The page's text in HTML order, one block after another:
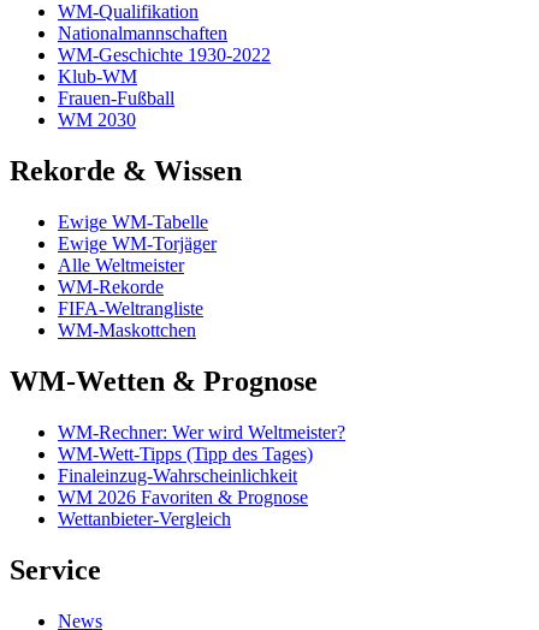
WM-Qualifikation
Nationalmannschaften
WM-Geschichte 1930-2022
Klub-WM
Frauen-Fußball
WM 2030
Rekorde & Wissen
Ewige WM-Tabelle
Ewige WM-Torjäger
Alle Weltmeister
WM-Rekorde
FIFA-Weltrangliste
WM-Maskottchen
WM-Wetten & Prognose
WM-Rechner: Wer wird Weltmeister?
WM-Wett-Tipps (Tipp des Tages)
Finaleinzug-Wahrscheinlichkeit
WM 2026 Favoriten & Prognose
Wettanbieter-Vergleich
Service
News